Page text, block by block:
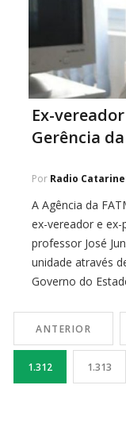
Ex-
Gerência
Por Radio
A Agência da
ex-vereador e ex-
professor José
unidade através
Governo do
ANTERIOR
1.312 1.313